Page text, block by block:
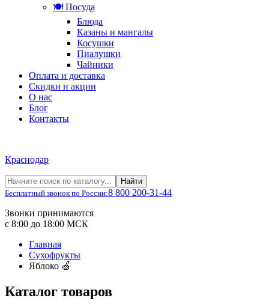
🍽️ Посуда
Блюда
Казаны и мангалы
Косушки
Пиалушки
Чайники
Оплата и доставка
Скидки и акции
О нас
Блог
Контакты
Краснодар
Найти
Бесплатный звонок по России:8 800 200-31-44
Звонки принимаются
с 8:00 до 18:00 МСК
Главная
Сухофрукты
Яблоко 🍏
Каталог товаров